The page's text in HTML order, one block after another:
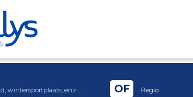
Regio
OF